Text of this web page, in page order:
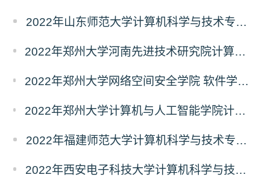
2022年山东师范大学计算机科学与技术专业报录比
2022年郑州大学河南先进技术研究院计算机科学与技术专业报录比
2022年郑州大学网络空间安全学院 软件学院计算机科学与技术专业报录比
2022年郑州大学计算机与人工智能学院计算机科学与技术专业报录比
2022年福建师范大学计算机科学与技术专业报录比
2022年西安电子科技大学计算机科学与技术专业报录比